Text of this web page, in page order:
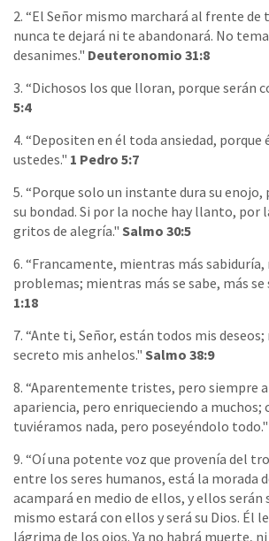
2. “El Señor mismo marchará al frente
nunca te dejará ni te abandonará. No
desanimes." Deuteronomio 31:8
3. “Dichosos los que lloran, porque serán
5:4
4. “Depositen en él toda ansiedad, porque
ustedes." 1 Pedro 5:7
5. “Porque solo un instante dura su enojo,
su bondad. Si por la noche hay llanto, por
gritos de alegría." Salmo 30:5
6. “Francamente, mientras más sabiduría,
problemas; mientras más se sabe, más se
1:18
7. “Ante ti, Señor, están todos mis
secreto mis anhelos." Salmo 38:9
8. “Aparentemente tristes, pero siempre
apariencia, pero enriqueciendo a muchos;
tuviéramos nada, pero poseyéndolo todo."
9. “Oí una potente voz que provenía del
entre los seres humanos, está la morada
acampará en medio de ellos, y ellos serán
mismo estará con ellos y será su Dios. Él
lágrima de los ojos. Ya no habrá muerte,